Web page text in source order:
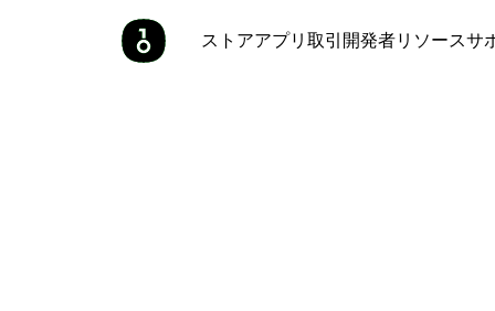
ストアアプリ 取引 開発者リソースサ